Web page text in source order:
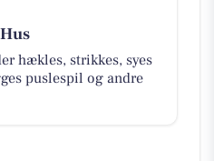
hækles, strikkes, syes
puslespil og andre